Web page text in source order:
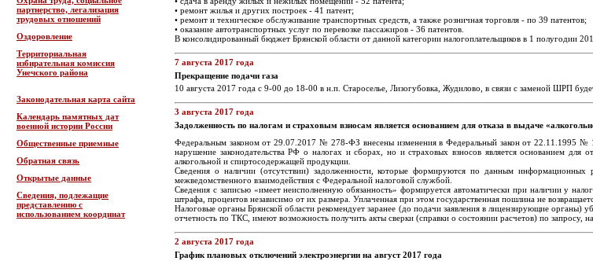
партнерство, легализация
трудовых отношений
Оздоровление
Территориальная
избирательная комиссия
Унечского района
Законодательная карта сайта
Календарь памятных дат
военной истории России
Общественные приемные
Обратная связь
Открытые данные
Сведения, подлежащие
представлению с
использованием координат
• ремонт жилья и других построек - 41 патент;
• ремонт и техническое обслуживание транспортных средств, а также розничная торговля - по 39 патентов;
• оказание автотранспортных услуг по перевозке пассажиров - 36 патентов.
В консолидированный бюджет Брянской области от данной категории налогоплательщиков в 1 полугодии
7 августа 2017 года
Прекращение подачи газа
10 августа 2017 года с 9-00 до 18-00 в н.п. Староселье, Лизогубовка, Жудилово, в связи с заменой ШРП
3 августа 2017 года
Задолженность по налогам и страховым взносам является основанием для отказа в выдаче
Федеральным законом от 29.07.2017 № 278-ФЗ внесены изменения в Федеральный закон от 22.11.1995 №
нарушение законодательства РФ о налогах и сборах, но и страховых взносов является основанием для
алкогольной и спиртосодержащей продукции.
Сведения о наличии (отсутствии) задолженности, которые формируются по данным
межведомственного взаимодействия с Федеральной налоговой службой.
Сведения с записью «имеет неисполненную обязанность» формируется автоматически при наличии у
штрафа, процентов независимо от их размера. Уплаченная при этом государственная пошлина не
Налоговые органы Брянской области рекомендует заранее (до подачи заявления в лицензирующие органы)
отчетность по ТКС, имеют возможность получить акты сверки (справки о состоянии расчетов) по запросу,
2 августа 2017 года
График плановых отключений электроэнергии на август 2017 года